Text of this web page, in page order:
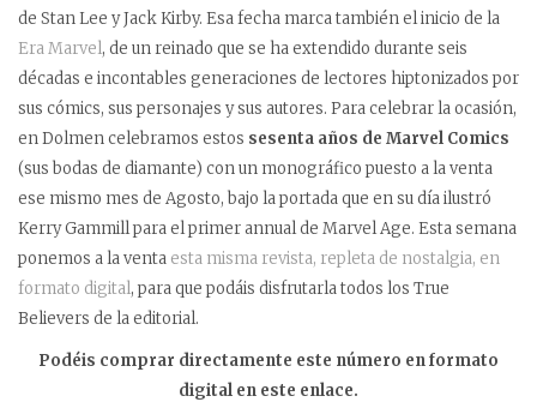
de Stan Lee y Jack Kirby. Esa fecha marca también el inicio de la
Era Marvel, de un reinado que se ha extendido durante seis
décadas e incontables generaciones de lectores hiptonizados por
sus cómics, sus personajes y sus autores. Para celebrar la ocasión,
en Dolmen celebramos estos sesenta años de Marvel Comics
(sus bodas de diamante) con un monográfico puesto a la venta
ese mismo mes de Agosto, bajo la portada que en su día ilustró
Kerry Gammill para el primer annual de Marvel Age. Esta semana
ponemos a la venta esta misma revista, repleta de nostalgia, en
formato digital, para que podáis disfrutarla todos los True
Believers de la editorial.
Podéis comprar directamente este número en formato
digital en este enlace.